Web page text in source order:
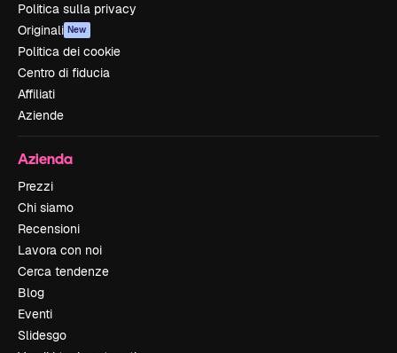
Politica sulla privacy
Originali New
Politica dei cookie
Centro di fiducia
Affiliati
Aziende
Azienda
Prezzi
Chi siamo
Recensioni
Lavora con noi
Cerca tendenze
Blog
Eventi
Slidesgo